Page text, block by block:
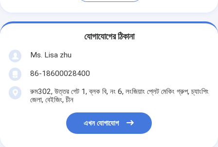
যোগাযোগের ঠিকানা
Ms. Lisa zhu
86-18600028400
রুম302, উত্তর গেট 1, ব্লক বি, নং 6, লংজিয়াং প্লেট মেকিং গ্রুপ, চ্যাংপিং
জেলা, বেইজিং, চীন
এখন যোগাযোগ